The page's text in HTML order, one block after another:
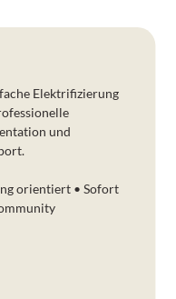
Elektrifizierung
und
orientiert • Sofort